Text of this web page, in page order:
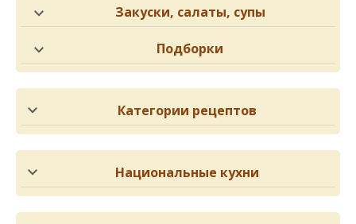
Закуски, салаты, супы
Подборки
Категории рецептов
Национальные кухни